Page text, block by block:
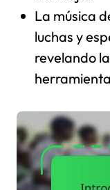
La música
luchas y
revelando